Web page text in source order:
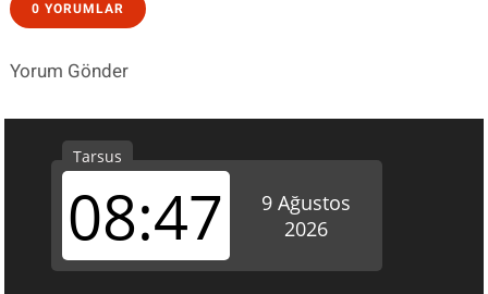
0 YORUMLAR
Yorum Gönder